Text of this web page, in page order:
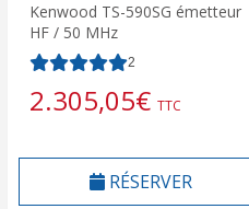
Kenwood TS-590SG émetteur
HF / 50 MHz
2
2.305,05€ TTC
RÉSERVER